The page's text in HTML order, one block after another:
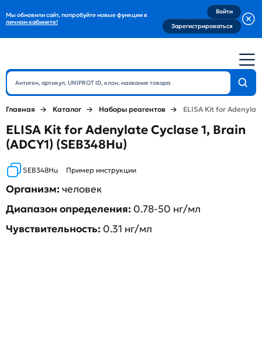
Мы обновили сайт, попробуйте новые функции в
личном кабинете!
Войти
Зарегистрироваться
Главная Каталог Наборы реагентов ELISA Kit for
ELISA Kit for Adenylate Cyclase 1, Brain
(ADCY1) (SEB348Hu)
SEB348Hu Пример инструкции
Организм:человек
Диапазон определения: 0.78-50 нг/мл
Чувствительность: 0.31 нг/мл